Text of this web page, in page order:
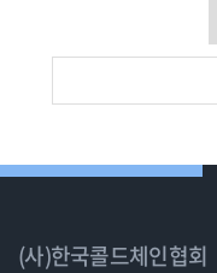
(사)한국콜드체인협회